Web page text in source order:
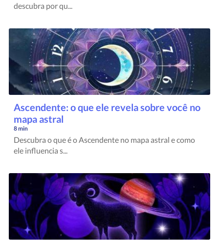
descubra por qu...
Ascendente: o que ele revela sobre você no
mapa astral
8 min
Descubra o que é o Ascendente no mapa astral e como
ele influencia s...